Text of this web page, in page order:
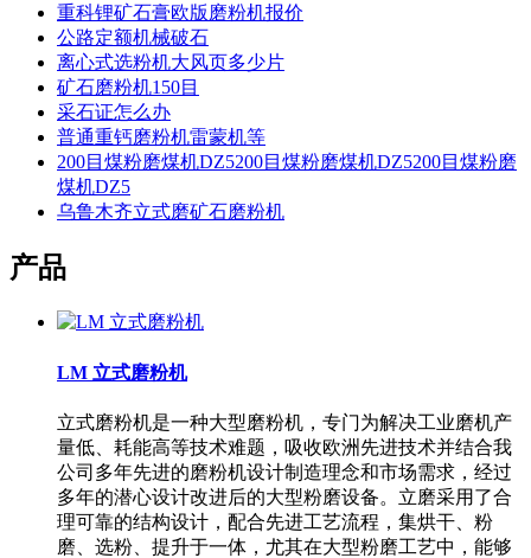
重科锂矿石膏欧版磨粉机报价
公路定额机械破石
离心式选粉机大风页多少片
矿石磨粉机150目
采石证怎么办
普通重钙磨粉机雷蒙机等
200目煤粉磨煤机DZ5200目煤粉磨煤机DZ5200目煤粉磨
煤机DZ5
乌鲁木齐立式磨矿石磨粉机
产品
LM 立式磨粉机
立式磨粉机是一种大型磨粉机，专门为解决工业磨机产
量低、耗能高等技术难题，吸收欧洲先进技术并结合我
公司多年先进的磨粉机设计制造理念和市场需求，经过
多年的潜心设计改进后的大型粉磨设备。立磨采用了合
理可靠的结构设计，配合先进工艺流程，集烘干、粉
磨、选粉、提升于一体，尤其在大型粉磨工艺中，能够